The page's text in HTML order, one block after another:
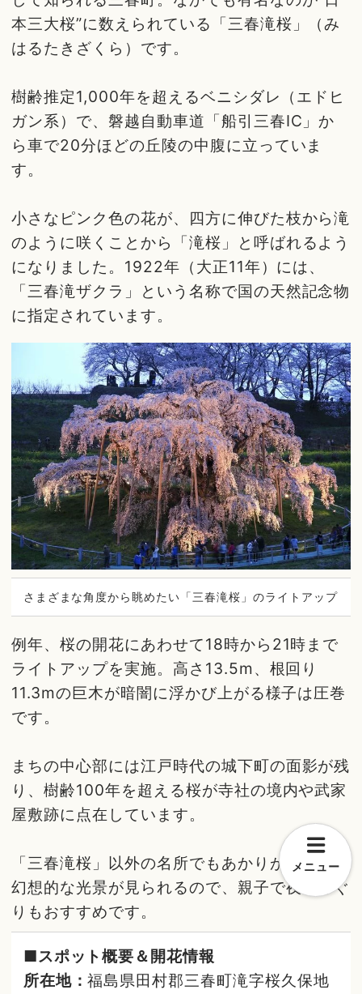
本三大桜”に数えられている「三春滝桜」（み
はるたきざくら）です。
樹齢推定1,000年を超えるベニシダレ（エドヒ
ガン系）で、磐越自動車道「船引三春IC」か
ら車で20分ほどの丘陵の中腹に立っていま
す。
小さなピンク色の花が、四方に伸びた枝から滝
のように咲くことから「滝桜」と呼ばれるよう
になりました。1922年（大正11年）には、
「三春滝ザクラ」という名称で国の天然記念物
に指定されています。
さまざまな角度から眺めたい「三春滝桜」のライトアップ
例年、桜の開花にあわせて18時から21時まで
ライトアップを実施。高さ13.5m、根回り
11.3mの巨木が暗闇に浮かび上がる様子は圧巻
です。
まちの中心部には江戸時代の城下町の面影が残
り、樹齢100年を超える桜が寺社の境内や武家
屋敷跡に点在しています。
「三春滝桜」以外の名所でもあかりが灯され、
幻想的な光景が見られるので、親子で夜桜めぐ
りもおすすめです。
■スポット概要＆開花情報
所在地：福島県田村郡三春町滝字桜久保地
メニュー